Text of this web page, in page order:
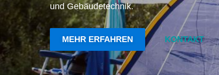
und Gebäudetechnik.
MEHR ERFAHREN KONTAKT